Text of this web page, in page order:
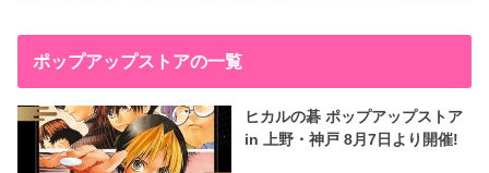
ポップアップストアの一覧
ヒカルの碁 ポップアップストア
in 上野・神戸 8月7日より開催!